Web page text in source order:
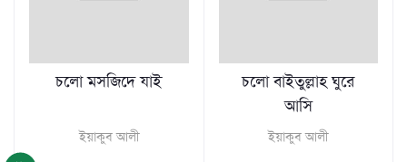
চলো মসজিদে যাই
ইয়াকুব আলী
চলো বাইতুল্লাহ ঘুরে
আসি
ইয়াকুব আলী